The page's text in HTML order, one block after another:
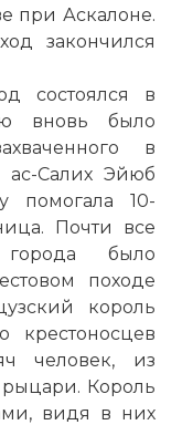
при Аскалоне.
закончился
состоялся в
вновь было
в
ас-Салих Эйюб
помогала 10-
Почти все
города было
походе
король
человек, из
рыцари. Король
видя в них